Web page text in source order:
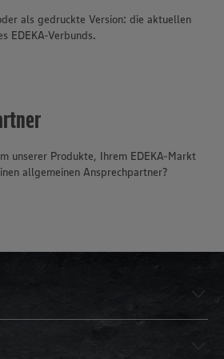
als gedruckte Version: die aktuellen
EDEKA-Verbunds.
unserer Produkte, Ihrem EDEKA-Markt
allgemeinen Ansprechpartner?